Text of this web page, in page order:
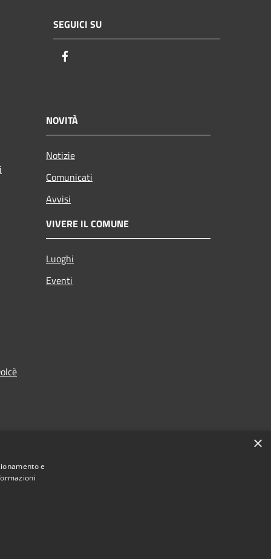
SEGUICI SU
NOVITÀ
Notizie
Comunicati
Avvisi
VIVERE IL COMUNE
Luoghi
Eventi
×
e